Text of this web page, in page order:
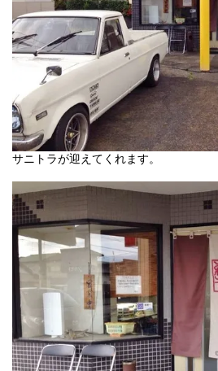
サニトラが迎えてくれます。